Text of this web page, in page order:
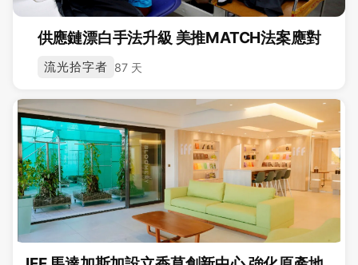
供應鏈漂白手法升級 美推MATCH法案應對
流光拾字者 87 天